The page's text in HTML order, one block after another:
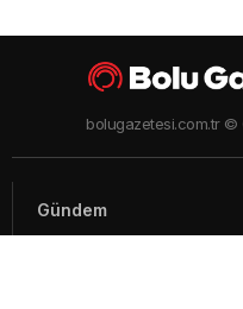
bolugazetesi.com.tr ©
Gündem